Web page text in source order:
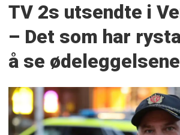
TV 2s utsendte i
– Det som har
å se ødeleggelsene